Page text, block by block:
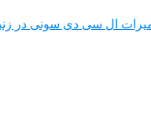
ال سی دی سونی در